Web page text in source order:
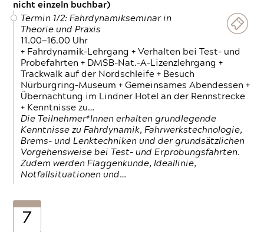
nicht einzeln buchbar)
Termin 1/2: Fahrdynamikseminar in
Theorie und Praxis
11.00—16.00 Uhr
+ Fahrdynamik-Lehrgang + Verhalten bei Test- und
Probefahrten + DMSB-Nat.-A-Lizenzlehrgang +
Trackwalk auf der Nordschleife + Besuch
Nürburgring-Museum + Gemeinsames Abendessen +
Übernachtung im Lindner Hotel an der Rennstrecke
+ Kenntnisse zu…
Die Teilnehmer*Innen erhalten grundlegende
Kenntnisse zu Fahrdynamik, Fahrwerkstechnologie,
Brems- und Lenktechniken und der grundsätzlichen
Vorgehensweise bei Test- und Erprobungsfahrten.
Zudem werden Flaggenkunde, Ideallinie,
Notfallsituationen und…
7